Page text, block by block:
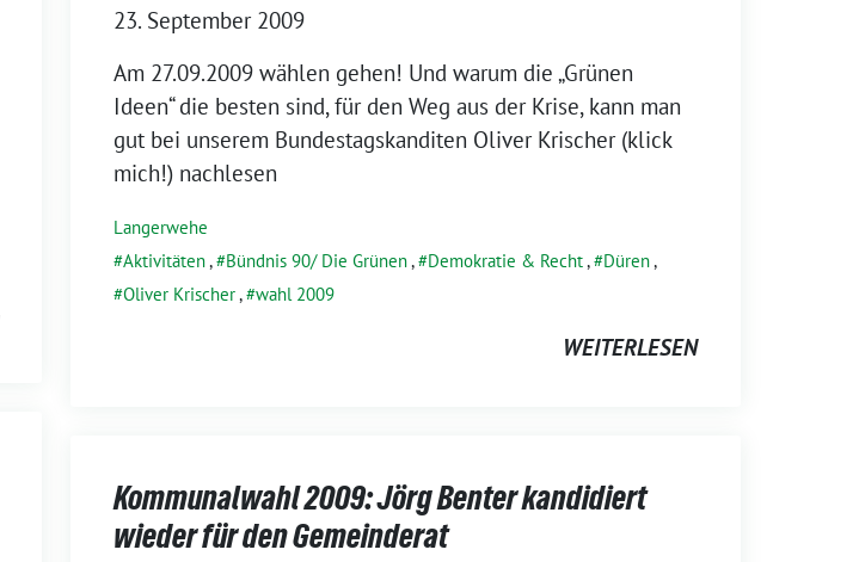
23. September 2009
Am 27.09.2009 wählen gehen! Und warum die „Grünen
Ideen“ die besten sind, für den Weg aus der Krise, kann man
gut bei unserem Bundestagskanditen Oliver Krischer (klick
mich!) nachlesen
Langerwehe
Aktivitäten, Bündnis 90/ Die Grünen, Demokratie & Recht, Düren,
Oliver Krischer, wahl 2009
WEITERLESEN
Kommunalwahl 2009: Jörg Benter kandidiert
wieder für den Gemeinderat